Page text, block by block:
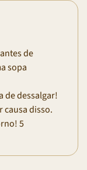
de
sopa
de dessalgar!
disso.
5